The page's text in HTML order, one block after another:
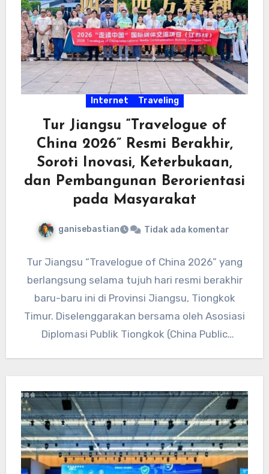
Internet Traveling
Tur Jiangsu “Travelogue of
China 2026” Resmi Berakhir,
Soroti Inovasi, Keterbukaan,
dan Pembangunan Berorientasi
pada Masyarakat
ganisebastian Tidak ada komentar
Tur Jiangsu “Travelogue of China 2026” yang
berlangsung selama tujuh hari resmi berakhir
baru-baru ini di Provinsi Jiangsu, Tiongkok
Timur. Diselenggarakan bersama oleh Asosiasi
Diplomasi Publik Tiongkok (China Public